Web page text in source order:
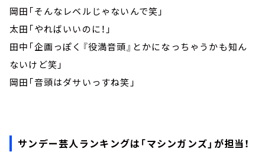
岡田「そんなレベルじゃないんで笑」
太田「やればいいのに！」
田中「企画っぽく『役満音頭』とかになっちゃうかも知ん
ないけど笑」
岡田「音頭はダサいっすね笑」
サンデー芸人ランキングは「マシンガンズ」が担当！